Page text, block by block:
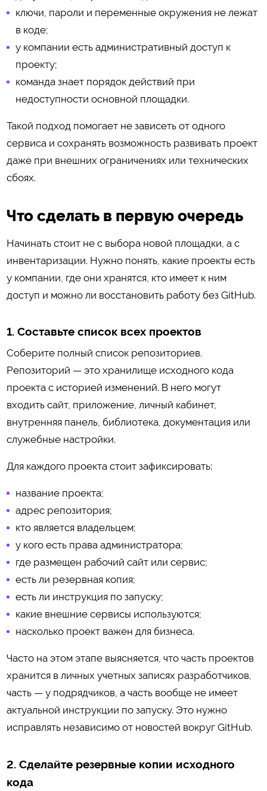
ключи, пароли и переменные окружения не лежат
в коде;
у компании есть административный доступ к
проекту;
команда знает порядок действий при
недоступности основной площадки.
Такой подход помогает не зависеть от одного
сервиса и сохранять возможность развивать проект
даже при внешних ограничениях или технических
сбоях.
Что сделать в первую очередь
Начинать стоит не с выбора новой площадки, а с
инвентаризации. Нужно понять, какие проекты есть
у компании, где они хранятся, кто имеет к ним
доступ и можно ли восстановить работу без GitHub.
1. Составьте список всех проектов
Соберите полный список репозиториев.
Репозиторий — это хранилище исходного кода
проекта с историей изменений. В него могут
входить сайт, приложение, личный кабинет,
внутренняя панель, библиотека, документация или
служебные настройки.
Для каждого проекта стоит зафиксировать:
название проекта;
адрес репозитория;
кто является владельцем;
у кого есть права администратора;
где размещен рабочий сайт или сервис;
есть ли резервная копия;
есть ли инструкция по запуску;
какие внешние сервисы используются;
насколько проект важен для бизнеса.
Часто на этом этапе выясняется, что часть проектов
хранится в личных учетных записях разработчиков,
часть — у подрядчиков, а часть вообще не имеет
актуальной инструкции по запуску. Это нужно
исправлять независимо от новостей вокруг GitHub.
2. Сделайте резервные копии исходного
кода